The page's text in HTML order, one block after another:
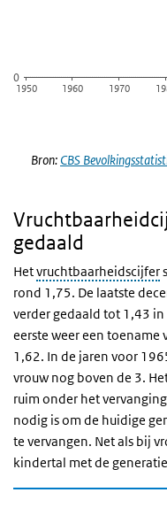
0
1950 1960 1970
Bron: CBS
gedaald
Hetvruchtbaarheidscijfer
rond 1,75. De laatste
verder gedaald tot 1,43
eerste weer een
1,62. In de jaren voor
vrouw nog boven de 3.
ruim onder het
nodig is om de huidige
te vervangen. Net als bij
kindertal met de